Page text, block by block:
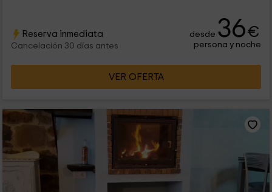
Reserva inmediata
Cancelación 30 días antes
desde 36€
persona y noche
VER OFERTA